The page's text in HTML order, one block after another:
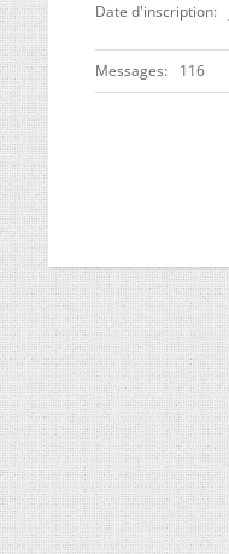
Date d'inscription
Messages 116